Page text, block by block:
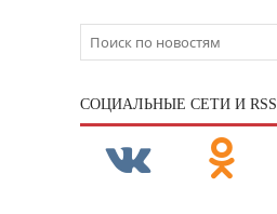
CОЦИАЛЬНЫЕ СЕТИ И RSS